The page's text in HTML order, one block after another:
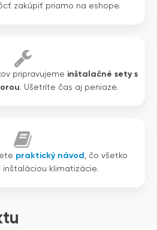
zakúpiť priamo na eshope.
pripravujeme inštalačné sety s
. Ušetríte čas aj peniaze.
praktický návod
, čo všetko
inštaláciou klimatizácie.